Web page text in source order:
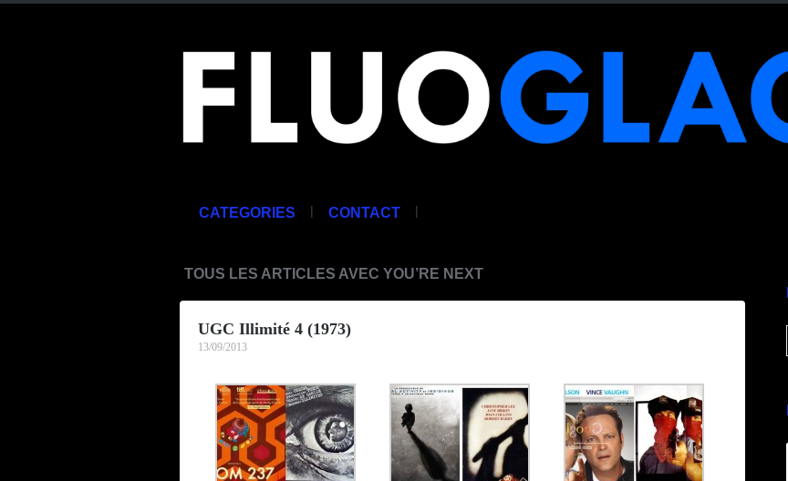
CATEGORIES | CONTACT |
TOUS LES ARTICLES AVEC YOU’RE NEXT
UGC Illimité 4 (1973)
13/09/2013